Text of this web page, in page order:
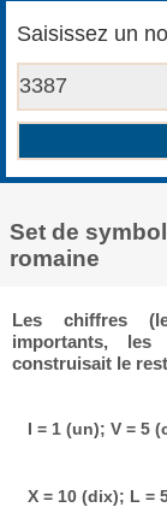
Saisissez un
Set de
romaine
Les chiffres
importants,
construisait le
I = 1 (un); V = 5
X = 10 (dix); L =